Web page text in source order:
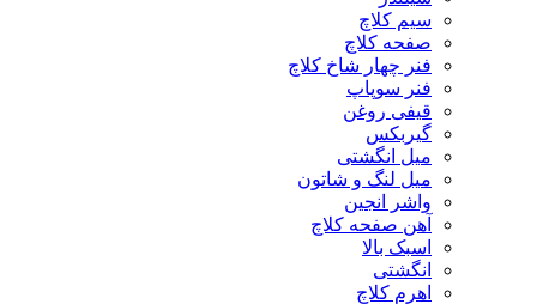
سیم کلاچ
صفحه کلاچ
فنر چهار شاخ کلاچ
فنر سوپاپ
قیفی روغن
گیربکس
میل انگشتی
میل لنگ و شاتون
واشر انجین
آهن صفحه کلاچ
اسبک بالا
انگشتی
اهرم کلاچ